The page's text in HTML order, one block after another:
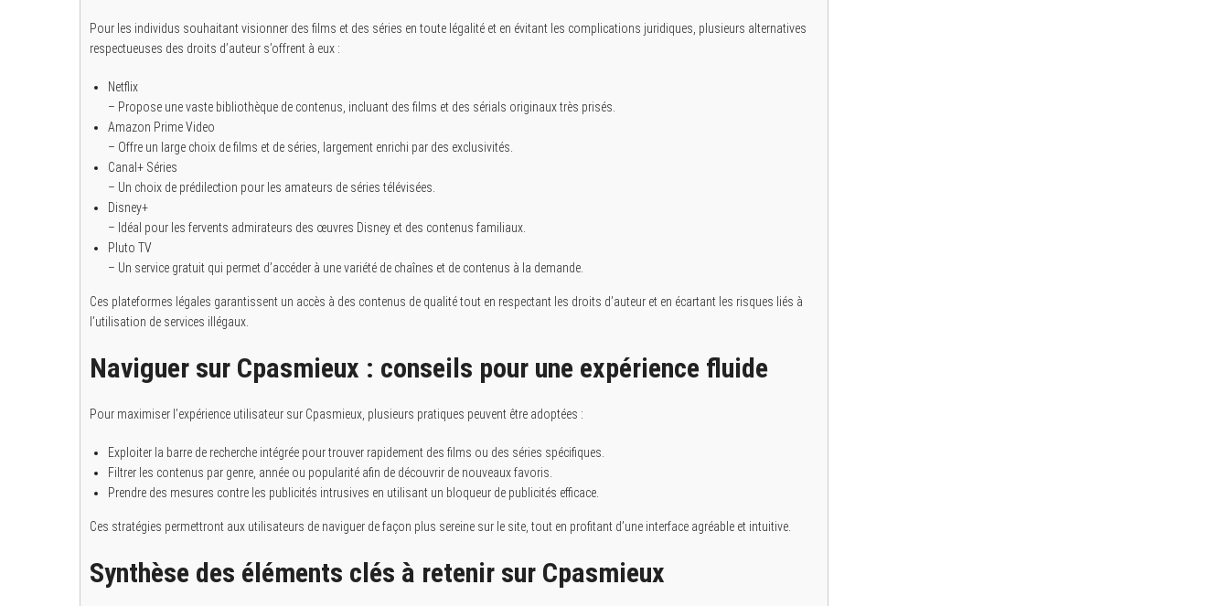
Pour les individus souhaitant visionner des films et des séries en toute légalité et en évitant les complications juridiques, plusieurs alternatives
respectueuses des droits d’auteur s’offrent à eux :
Netflix
– Propose une vaste bibliothèque de contenus, incluant des films et des sérials originaux très prisés.
Amazon Prime Video
– Offre un large choix de films et de séries, largement enrichi par des exclusivités.
Canal+ Séries
– Un choix de prédilection pour les amateurs de séries télévisées.
Disney+
– Idéal pour les fervents admirateurs des œuvres Disney et des contenus familiaux.
Pluto TV
– Un service gratuit qui permet d’accéder à une variété de chaînes et de contenus à la demande.
Ces plateformes légales garantissent un accès à des contenus de qualité tout en respectant les droits d’auteur et en écartant les risques liés à
l’utilisation de services illégaux.
Naviguer sur Cpasmieux : conseils pour une expérience fluide
Pour maximiser l’expérience utilisateur sur Cpasmieux, plusieurs pratiques peuvent être adoptées :
Exploiter la barre de recherche intégrée pour trouver rapidement des films ou des séries spécifiques.
Filtrer les contenus par genre, année ou popularité afin de découvrir de nouveaux favoris.
Prendre des mesures contre les publicités intrusives en utilisant un bloqueur de publicités efficace.
Ces stratégies permettront aux utilisateurs de naviguer de façon plus sereine sur le site, tout en profitant d’une interface agréable et intuitive.
Synthèse des éléments clés à retenir sur Cpasmieux